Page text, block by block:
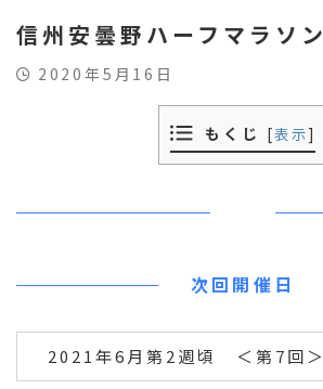
信州安曇野ハーフマラソン
2020年5月16日
もくじ [表示]
次回開催日
2021年6月第2週頃 ＜第7回＞